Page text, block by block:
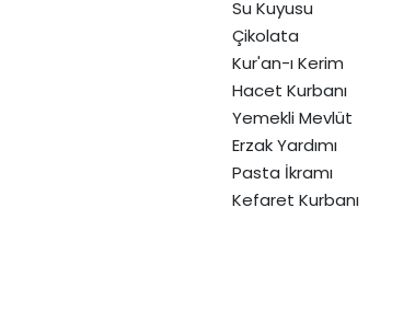
Su Kuyusu
Çikolata
Kur'an-ı Kerim
Hacet Kurbanı
Yemekli Mevlüt
Erzak Yardımı
Pasta İkramı
Kefaret Kurbanı